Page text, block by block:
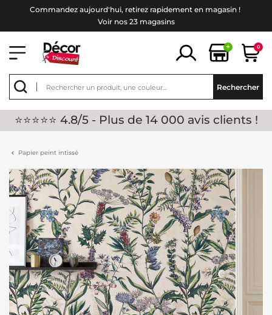
Commandez aujourd'hui, retirez rapidement en magasin !
Voir nos 23 magasins
+ 0
Rechercher
⭐⭐⭐⭐⭐ 4.8/5 - Plus de 14 000 avis clients !
Papier peint intissé